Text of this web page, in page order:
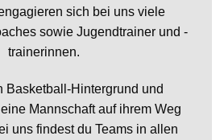
sich bei uns viele
sowie Jugendtrainer und -
trainerinnen.
Basketball-Hintergrund und
Mannschaft auf ihrem Weg
uns findest du Teams in allen